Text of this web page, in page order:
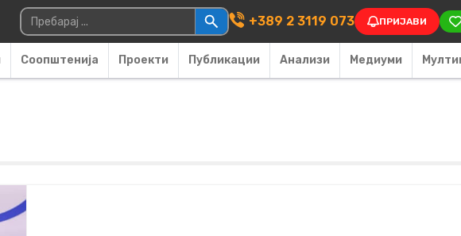
Main Navigation
Пребарувај за: +389 2 3119 073 ПРИЈАВИ
Соопштенија Проекти Публикации Анализи Медиуми